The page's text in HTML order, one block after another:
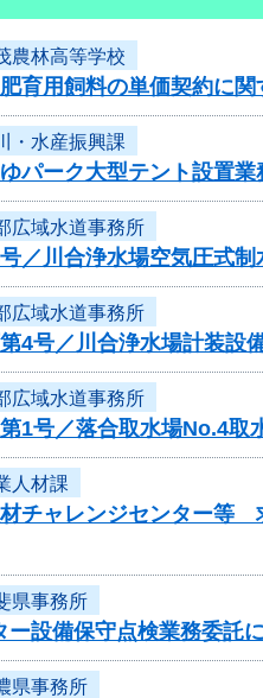
農林高等学校
育用飼料の単価契約に
・水産振興課
パーク大型テント設置
広域水道事務所
／川合浄水場空気圧式
広域水道事務所
4号／川合浄水場計装
広域水道事務所
1号／落合取水場No.4取
人材課
チャレンジセンター等
県事務所
ー設備保守点検業務委託
県事務所